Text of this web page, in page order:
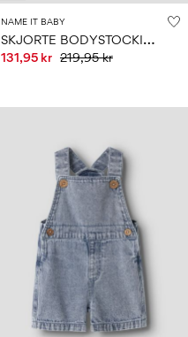
NAME IT BABY
S
KJORTE BODYSTOCKING
131,95 kr 219,95 kr